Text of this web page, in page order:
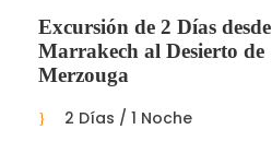
Excursión de 2 Días desde
Marrakech al Desierto de
Merzouga
2 Días / 1 Noche